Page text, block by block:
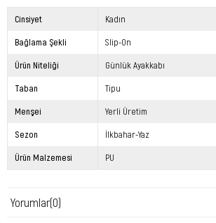
Cinsiyet Kadın
Bağlama Şekli Slip-On
Ürün Niteliği Günlük Ayakkabı
Taban Tipu
Menşei Yerli Üretim
Sezon İlkbahar-Yaz
Ürün Malzemesi PU
Yorumlar(0)